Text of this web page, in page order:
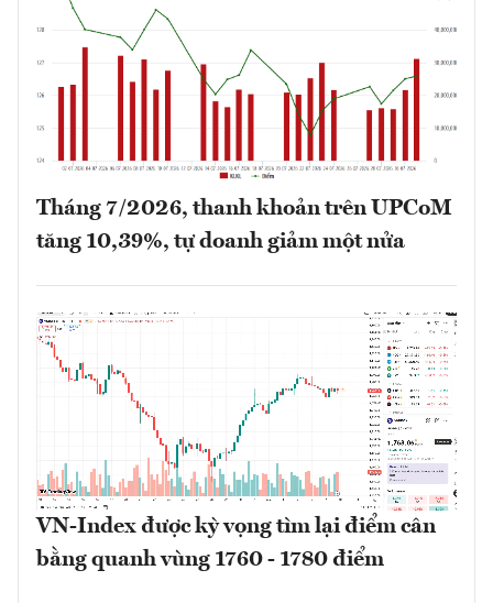
Tháng 7/2026, thanh khoản trên UPCoM
tăng 10,39%, tự doanh giảm một nửa
VN-Index được kỳ vọng tìm lại điểm cân
bằng quanh vùng 1760 - 1780 điểm